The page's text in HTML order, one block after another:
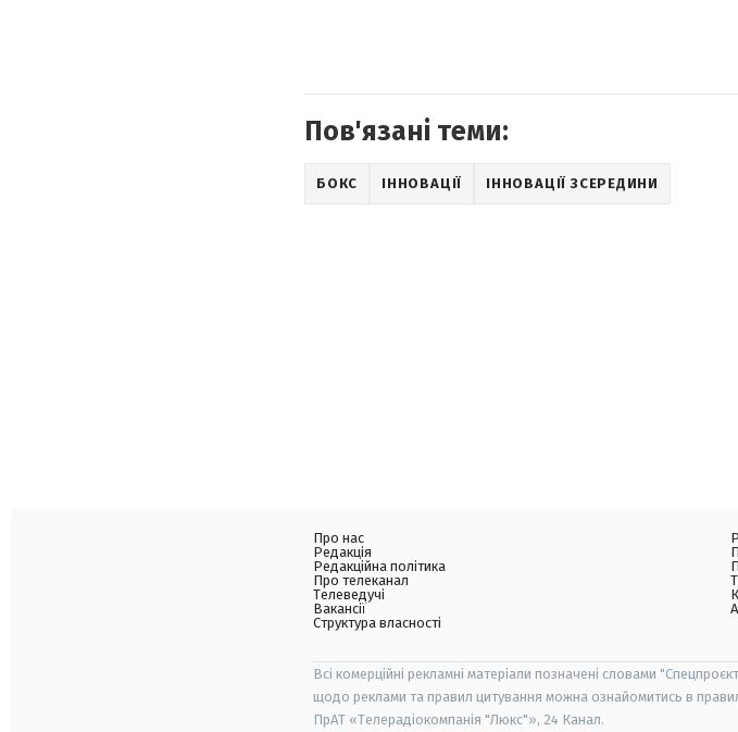
Пов'язані теми:
БОКС ІННОВАЦІЇ ІННОВАЦІЇ ЗСЕРЕДИНИ
Про нас
Редакція
Редакційна політика
Про телеканал
Телеведучі
Вакансії
Структура власності
Всі комерційні рекламні матеріали позначені словами
щодо реклами та правил цитування можна ознайомитись в
ПрАТ «Телерадіокомпанія "Люкс"», 24 Канал.